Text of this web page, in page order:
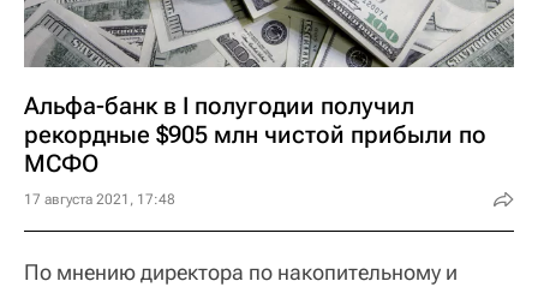
Альфа-банк в I полугодии получил
рекордные $905 млн чистой прибыли по
МСФО
17 августа 2021, 17:48
По мнению директора по накопительному и